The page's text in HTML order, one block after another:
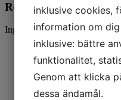
Rep
Inga produkter hittades som
Hem
Presenningar
inklusive cookies,
information om
inklusive: bättre
funktionalitet,
Genom att klicka
dessa ändamål.